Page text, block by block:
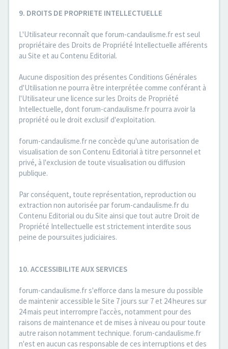
9. DROITS DE PROPRIETE INTELLECTUELLE
L'Utilisateur reconnaît que forum-candaulisme.fr est seul
propriétaire des Droits de Propriété Intellectuelle afférents
au Site et au Contenu Editorial.
Aucune disposition des présentes Conditions Générales
d'Utilisation ne pourra être interprétée comme conférant à
l'Utilisateur une licence sur les Droits de Propriété
Intellectuelle, dont forum-candaulisme.fr pourra avoir la
propriété ou le droit exclusif d'exploitation.
forum-candaulisme.fr ne concède qu'une autorisation de
visualisation de son Contenu Editorial à titre personnel et
privé, à l'exclusion de toute visualisation ou diffusion
publique.
Par conséquent, toute représentation, reproduction ou
extraction non autorisée par forum-candaulisme.fr du
Contenu Editorial ou du Site ainsi que tout autre Droit de
Propriété Intellectuelle est strictement interdite sous
peine de poursuites judiciaires.
10. ACCESSIBILITE AUX SERVICES
forum-candaulisme.fr s'efforce dans la mesure du possible
de maintenir accessible le Site 7 jours sur 7 et 24 heures sur
24 mais peut interrompre l'accès, notamment pour des
raisons de maintenance et de mises à niveau ou pour toute
autre raison notamment technique. forum-candaulisme.fr
n'est en aucun cas responsable de ces interruptions et des